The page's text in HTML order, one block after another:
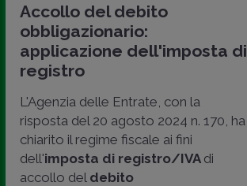
Accollo del debito
obbligazionario:
applicazione dell'imposta di
registro
L'Agenzia delle Entrate, con la
risposta del 20 agosto 2024 n. 170, ha
chiarito il regime fiscale ai fini
dell'imposta di registro/IVA di
accollo del debito